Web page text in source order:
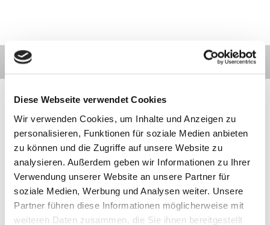
Diese Webseite verwendet Cookies
Wir verwenden Cookies, um Inhalte und Anzeigen zu
personalisieren, Funktionen für soziale Medien anbieten
zu können und die Zugriffe auf unsere Website zu
analysieren. Außerdem geben wir Informationen zu Ihrer
Verwendung unserer Website an unsere Partner für
soziale Medien, Werbung und Analysen weiter. Unsere
Partner führen diese Informationen möglicherweise mit
weiteren Daten zusammen, die Sie ihnen bereitgestellt
Kontakt
Meilhaus
Electronic
GmbH
Am
Sonnenlicht 2
Kategorien Informationen
Impressum
AGB
Datenschutz
Widerruf
Zahlarten
Zahlarten